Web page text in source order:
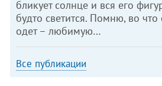
бликует солнце и вся его
будто светится. Помню, во
одет – любимую…
Все публикации